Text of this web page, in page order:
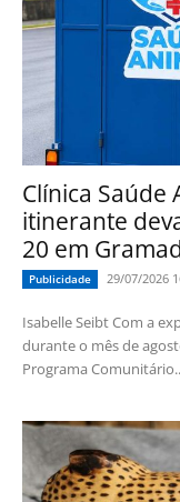
Clínica Saúde
itinerante
20 em
Publicidade 29/07/2026
Isabelle Seibt Com a expectativa de imunizar mais de 10 mil animais
durante o mês de
Programa